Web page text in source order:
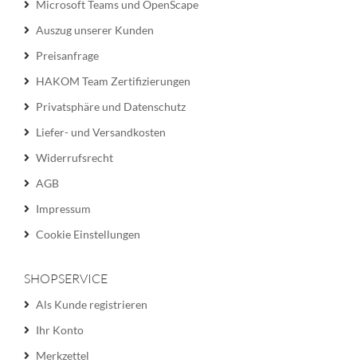
Microsoft Teams und OpenScape
Auszug unserer Kunden
Preisanfrage
HAKOM Team Zertifizierungen
Privatsphäre und Datenschutz
Liefer- und Versandkosten
Widerrufsrecht
AGB
Impressum
Cookie Einstellungen
SHOPSERVICE
Als Kunde registrieren
Ihr Konto
Merkzettel